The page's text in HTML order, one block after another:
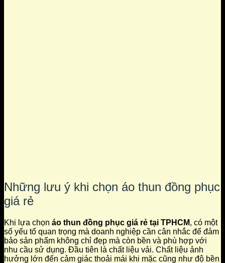
Những lưu ý khi chọn áo thun đồng phục
giá rẻ
Khi lựa chọn áo thun đồng phục giá rẻ tại TPHCM, có một
số yếu tố quan trọng mà doanh nghiệp cần cân nhắc để đảm
bảo sản phẩm không chỉ đẹp mà còn bền và phù hợp với
nhu cầu sử dụng. Đầu tiên là chất liệu vải. Chất liệu ảnh
hưởng lớn đến cảm giác thoải mái khi mặc cũng như độ bền